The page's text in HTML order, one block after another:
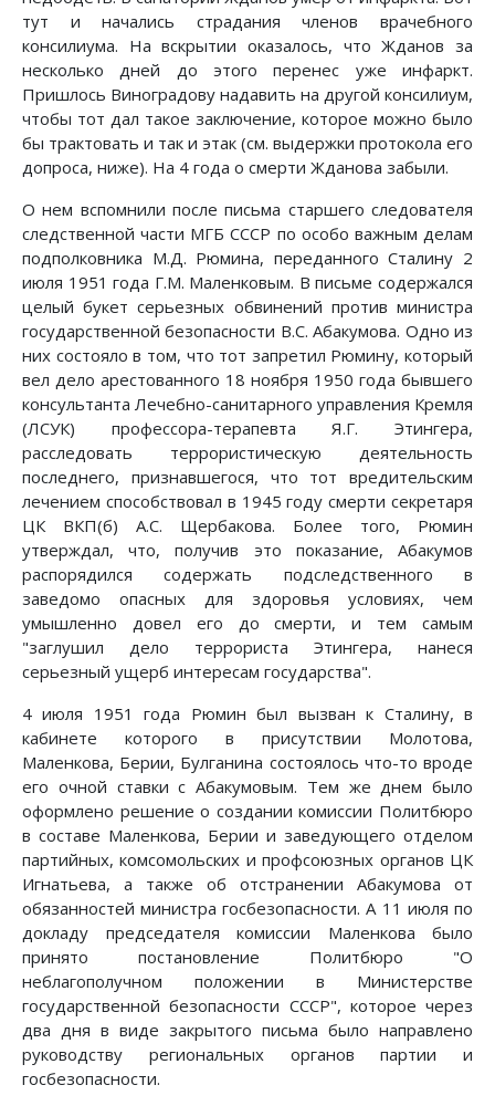
тут и начались страдания членов врачебного
консилиума. На вскрытии оказалось, что Жданов за
несколько дней до этого перенес уже инфаркт.
Пришлось Виноградову надавить на другой консилиум,
чтобы тот дал такое заключение, которое можно было
бы трактовать и так и этак (см. выдержки протокола его
допроса, ниже). На 4 года о смерти Жданова забыли.
О нем вспомнили после письма старшего следователя
следственной части МГБ СССР по особо важным делам
подполковника М.Д. Рюмина, переданного Сталину 2
июля 1951 года Г.М. Маленковым. В письме содержался
целый букет серьезных обвинений против министра
государственной безопасности В.С. Абакумова. Одно из
них состояло в том, что тот запретил Рюмину, который
вел дело арестованного 18 ноября 1950 года бывшего
консультанта Лечебно-санитарного управления Кремля
(ЛСУК) профессора-терапевта Я.Г. Этингера,
расследовать террористическую деятельность
последнего, признавшегося, что тот вредительским
лечением способствовал в 1945 году смерти секретаря
ЦК ВКП(б) А.С. Щербакова. Более того, Рюмин
утверждал, что, получив это показание, Абакумов
распорядился содержать подследственного в
заведомо опасных для здоровья условиях, чем
умышленно довел его до смерти, и тем самым
"заглушил дело террориста Этингера, нанеся
серьезный ущерб интересам государства".
4 июля 1951 года Рюмин был вызван к Сталину, в
кабинете которого в присутствии Молотова,
Маленкова, Берии, Булганина состоялось что-то вроде
его очной ставки с Абакумовым. Тем же днем было
оформлено решение о создании комиссии Политбюро
в составе Маленкова, Берии и заведующего отделом
партийных, комсомольских и профсоюзных органов ЦК
Игнатьева, а также об отстранении Абакумова от
обязанностей министра госбезопасности. А 11 июля по
докладу председателя комиссии Маленкова было
принято постановление Политбюро "О
неблагополучном положении в Министерстве
государственной безопасности СССР", которое через
два дня в виде закрытого письма было направлено
руководству региональных органов партии и
госбезопасности.